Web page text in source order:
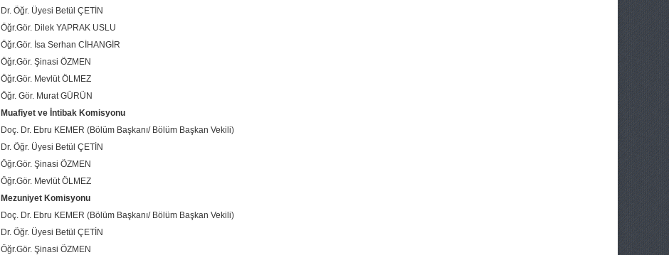
Dr. Öğr. Üyesi Betül ÇETİN
Öğr.Gör. Dilek YAPRAK USLU
Öğr.Gör. İsa Serhan CİHANGİR
Öğr.Gör. Şinasi ÖZMEN
Öğr.Gör. Mevlüt ÖLMEZ
Öğr. Gör. Murat GÜRÜN
Muafiyet ve İntibak Komisyonu
Doç. Dr. Ebru KEMER (Bölüm Başkanı/ Bölüm Başkan Vekili)
Dr. Öğr. Üyesi Betül ÇETİN
Öğr.Gör. Şinasi ÖZMEN
Öğr.Gör. Mevlüt ÖLMEZ
Mezuniyet Komisyonu
Doç. Dr. Ebru KEMER (Bölüm Başkanı/ Bölüm Başkan Vekili)
Dr. Öğr. Üyesi Betül ÇETİN
Öğr.Gör. Şinasi ÖZMEN